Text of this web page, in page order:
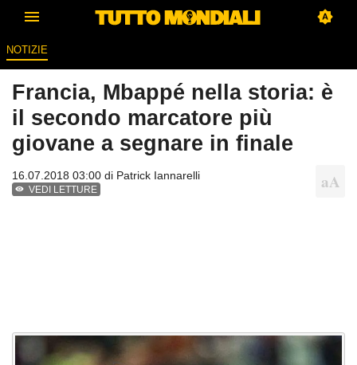
NOTIZIE
Francia, Mbappé nella storia: è
il secondo marcatore più
giovane a segnare in finale
16.07.2018 03:00 di Patrick Iannarelli
VEDI LETTURE